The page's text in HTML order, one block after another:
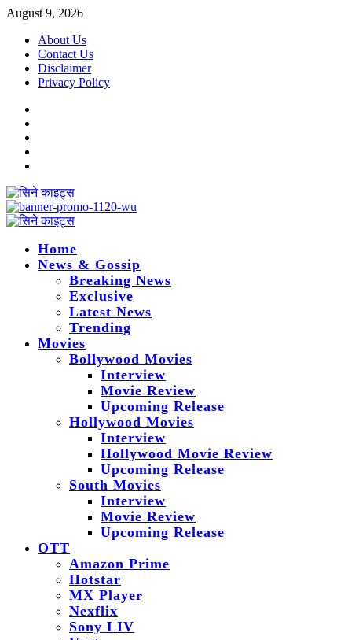
Skip
content
August 9, 2026
About Us
Contact Us
Disclaimer
Privacy Policy
Primary
Home
News & Gossip
Breaking News
Exclusive
Latest News
Trending
Movies
Bollywood Movies
Interview
Movie Review
Upcoming Release
Hollywood Movies
Interview
Hollywood Movie Review
Upcoming Release
South Movies
Interview
Movie Review
Upcoming Release
OTT
Amazon Prime
Hotstar
MX Player
Nexflix
Sony LIV